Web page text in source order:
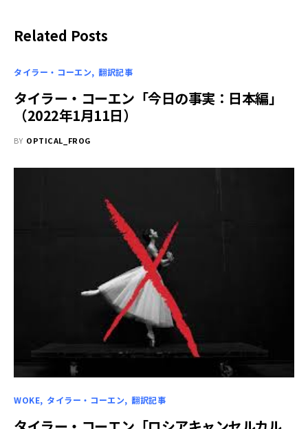
Related Posts
タイラー・コーエン 翻訳記事
タイラー・コーエン「今日の事実：日本編」
（2022年1月11日）
BY OPTICAL_FROG
WOKE タイラー・コーエン 翻訳記事